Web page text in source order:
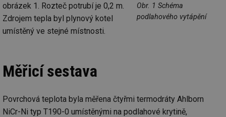
Obr. 1 Schéma
podlahového vytápění
obrázek 1. Rozteč potrubí je 0,2 m.
Zdrojem tepla byl plynový kotel
umístěný ve stejné místnosti.
Měřicí sestava
Povrchová teplota byla měřena čtyřmi termodráty Ahlborn
NiCr-Ni typ T190-0 umístěnými na podlahové krytině,